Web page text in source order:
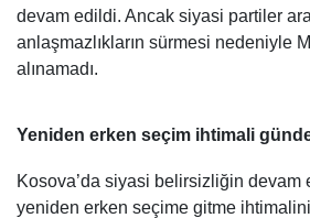
devam edildi. Ancak siyasi partiler
anlaşmazlıkların sürmesi nedeniyle
alınamadı.
Yeniden erken seçim ihtimali
Kosova’da siyasi belirsizliğin devam
yeniden erken seçime gitme